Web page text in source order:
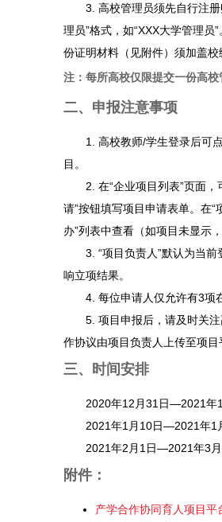
3. 高校管理员须先自行注册账
理员”格式，如“XXX大学管理
份证明材料（见附件）须加盖校
注：每所高校仅限提交一份高校
二、申报注意事项
1. 高校教师/学生登录后可点击
目。
2. 在“企业项目列表”页面，可
请”按钮填写项目申请表单。在“
办”列表中查看（如项目未显示
3. “项目负责人”默认为当前
响立项结果。
4. 每位申请人仅允许有3项在
5. 项目申报后，请及时关注
作协议由项目负责人上传至项
三、时间安排
2020年12月31日—2021年1
2021年1月10日—2021年1月
2021年2月1日—2021年3月
附件：
产学合作协同育人项目平